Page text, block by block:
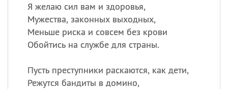
Я желаю сил вам и здоровья,
Мужества, законных выходных,
Меньше риска и совсем без крови
Обойтись на службе для страны.
Пусть преступники раскаются, как дети,
Режутся бандиты в домино,